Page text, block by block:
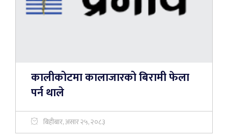
कालीकोटमा कालाजारको बिरामी फेला
पर्न थाले
बिहीबार, असार २५, २०८३